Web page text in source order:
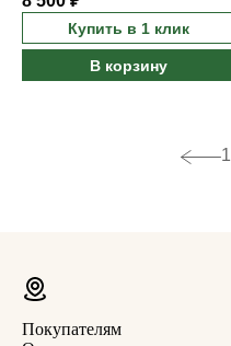
Купить в 1 клик
В корзину
1
Покупателям